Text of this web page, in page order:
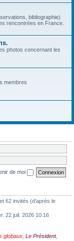
bibliographie)
rencontrées en France.
photos concernant les
membres
de moi
62 invités (d’après le
22 juil. 2026 10:16
globaux Le Président,